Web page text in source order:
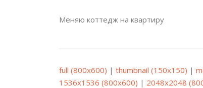
Меняю коттедж на квартиру
full (800x600) | thumbnail (150x150) |
1536x1536 (800x600) | 2048x2048